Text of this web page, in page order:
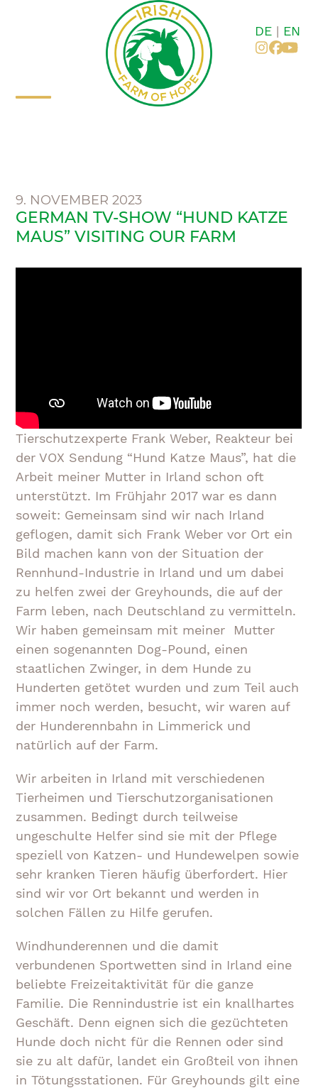
DE| EN
9. NOVEMBER 2023
GERMAN TV-SHOW “HUND KATZE
MAUS” VISITING OUR FARM
Tierschutzexperte Frank Weber, Reakteur bei
der VOX Sendung “Hund Katze Maus”, hat die
Arbeit meiner Mutter in Irland schon oft
unterstützt. Im Frühjahr 2017 war es dann
soweit: Gemeinsam sind wir nach Irland
geflogen, damit sich Frank Weber vor Ort ein
Bild machen kann von der Situation der
Rennhund-Industrie in Irland und um dabei
zu helfen zwei der Greyhounds, die auf der
Farm leben, nach Deutschland zu vermitteln.
Wir haben gemeinsam mit meiner Mutter
einen sogenannten Dog-Pound, einen
staatlichen Zwinger, in dem Hunde zu
Hunderten getötet wurden und zum Teil auch
immer noch werden, besucht, wir waren auf
der Hunderennbahn in Limmerick und
natürlich auf der Farm.
Wir arbeiten in Irland mit verschiedenen
Tierheimen und Tierschutzorganisationen
zusammen. Bedingt durch teilweise
ungeschulte Helfer sind sie mit der Pflege
speziell von Katzen- und Hundewelpen sowie
sehr kranken Tieren häufig überfordert. Hier
sind wir vor Ort bekannt und werden in
solchen Fällen zu Hilfe gerufen.
Windhunderennen und die damit
verbundenen Sportwetten sind in Irland eine
beliebte Freizeitaktivität für die ganze
Familie. Die Rennindustrie ist ein knallhartes
Geschäft. Denn eignen sich die gezüchteten
Hunde doch nicht für die Rennen oder sind
sie zu alt dafür, landet ein Großteil von ihnen
in Tötungsstationen. Für Greyhounds gilt eine